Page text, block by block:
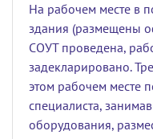
На рабочем месте в
здания (размещены
СОУТ проведена,
задекларировано.
этом рабочем месте
специалиста,
оборудования,